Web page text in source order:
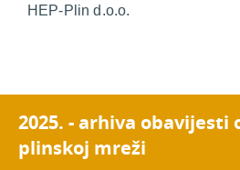
HEP-Plin d.o.o.
2025. - arhiva obavijesti
plinskoj mreži